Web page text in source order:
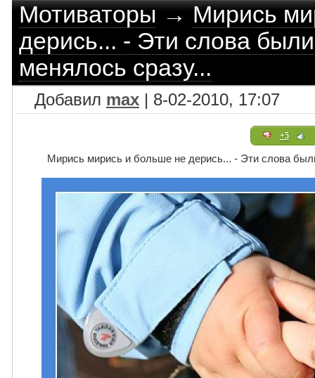
Мотиваторы→Мирись
дерись... - Эти слова
менялось сразу...
Добавил max | 8-02-2010, 17:07
+5
Мирись мирись и больше не дерись... - Эти слова